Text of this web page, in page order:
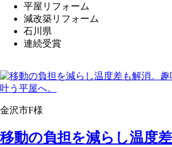
平屋リフォーム
減改築リフォーム
石川県
連続受賞
金沢市F様
移動の負担を減らし温度